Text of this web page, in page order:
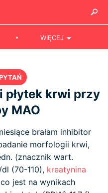
WIĘCEJ
płytek krwi przy
MAO
brałam inhibitor
morfologii krwi,
(znacznik wart.
(70-110), kreatynina
jest na wynikach